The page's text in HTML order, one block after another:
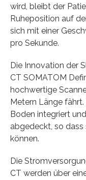
wird, bleibt der
Ruheposition auf
sich mit einer
pro Sekunde.
Die Innovation der
CT SOMATOM
hochwertige
Metern Länge
Boden integriert
abgedeckt, so
können.
Die
CT werden über